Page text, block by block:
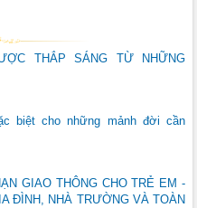
THẮP SÁNG TỪ NHỮNG
biệt cho những mảnh đời cần
GIAO THÔNG CHO TRẺ EM -
ĐÌNH, NHÀ TRƯỜNG VÀ TOÀN